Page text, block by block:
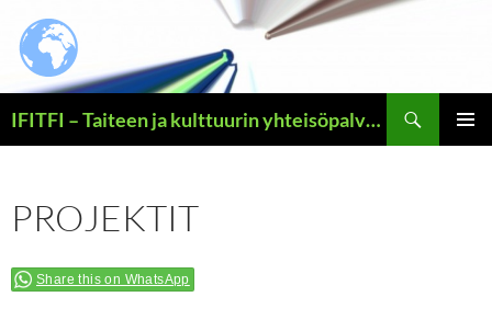
sisältöön
IFITFI – Taiteen ja kulttuurin yhteisöpalvelun yritysidean esittelysivut – – – sekä ilouutisen Jeesuksesta Vapahtajasta kertovat uskonveljen kotisivut
PROJEKTIT
Share this on WhatsApp